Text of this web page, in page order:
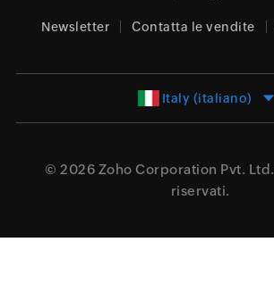
Newsletter Contatta le vendite
Italy (italiano)
© 2026 Zoho Corporation Pvt. Ltd.
riservati.